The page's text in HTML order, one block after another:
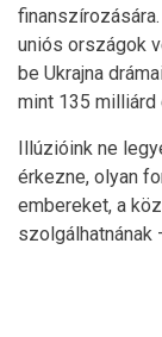
uniós országok
be Ukrajna
mint 135 milliárd
Illúzióink ne
érkezne, olyan
embereket, a
szolgálhatnának